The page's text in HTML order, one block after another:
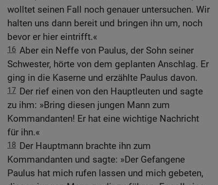
wolltet seinen Fall noch genauer untersuchen. Wir
halten uns dann bereit und bringen ihn um, noch
bevor er hier eintrifft.«
16 Aber ein Neffe von Paulus, der Sohn seiner
Schwester, hörte von dem geplanten Anschlag. Er
ging in die Kaserne und erzählte Paulus davon.
17 Der rief einen von den Hauptleuten und sagte
zu ihm: »Bring diesen jungen Mann zum
Kommandanten! Er hat eine wichtige Nachricht
für ihn.«
18 Der Hauptmann brachte ihn zum
Kommandanten und sagte: »Der Gefangene
Paulus hat mich rufen lassen und mich gebeten,